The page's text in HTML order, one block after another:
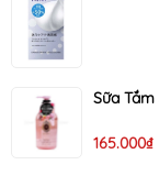
Sữa
165.000₫